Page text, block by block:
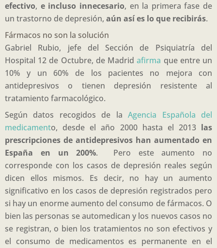
efectivo, e incluso innecesario, en la primera fase de
un trastorno de depresión, aún así es lo que recibirás.
Fármacos no son la solución
Gabriel Rubio, jefe del Sección de Psiquiatría del
Hospital 12 de Octubre, de Madridafirma que entre un
10% y un 60% de los pacientes no mejora con
antidepresivos o tienen depresión resistente al
tratamiento farmacológico.
Según datos recogidos de laAgencia Española del
medicamento, desde el año 2000 hasta el 2013las
prescripciones de antidepresivos han aumentado en
España en un 200%. Pero este aumento no
corresponde con los casos de depresión reales según
dicen ellos mismos. Es decir, no hay un aumento
significativo en los casos de depresión registrados pero
si hay un enorme aumento del consumo de fármacos. O
bien las personas se automedican y los nuevos casos no
se registran, o bien los tratamientos no son efectivos y
el consumo de medicamentos es permanente en el